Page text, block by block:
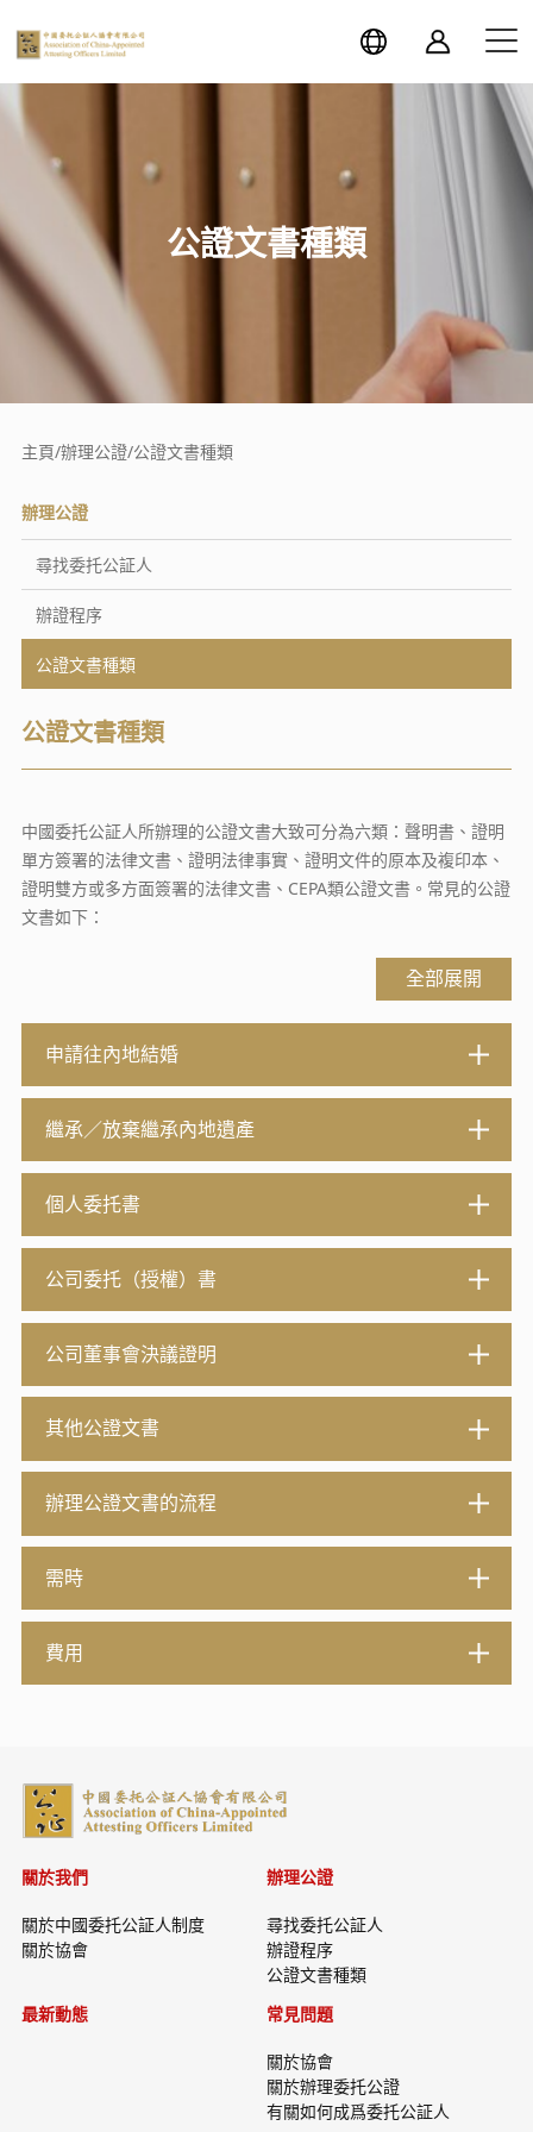
公證文書種類
主頁/辦理公證/公證文書種類
辦理公證
尋找委托公証人
辦證程序
公證文書種類
公證文書種類
中國委托公証人所辦理的公證文書大致可分為六類：聲明書、證明
單方簽署的法律文書、證明法律事實、證明文件的原本及複印本、
證明雙方或多方面簽署的法律文書、CEPA類公證文書。常見的公證
文書如下：
全部展開
申請往內地結婚
繼承／放棄繼承內地遺產
個人委托書
公司委托（授權）書
公司董事會決議證明
其他公證文書
辦理公證文書的流程
需時
費用
關於我們
關於中國委托公証人制度
關於協會
辦理公證
尋找委托公証人
辦證程序
公證文書種類
最新動態
常見問題
關於協會
關於辦理委托公證
有關如何成爲委托公証人